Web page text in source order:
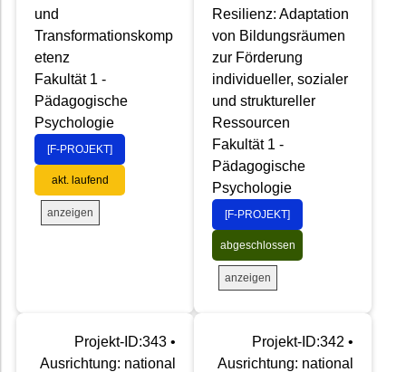
und
Transformationskomp
etenz
Fakultät 1 -
Pädagogische
Psychologie
[F-PROJEKT]
akt. laufend
anzeigen
Resilienz: Adaptation
von Bildungsräumen
zur Förderung
individueller, sozialer
und struktureller
Ressourcen
Fakultät 1 -
Pädagogische
Psychologie
[F-PROJEKT]
abgeschlossen
anzeigen
Projekt-ID:343 •
Ausrichtung: national
Projekt-ID:342 •
Ausrichtung: national